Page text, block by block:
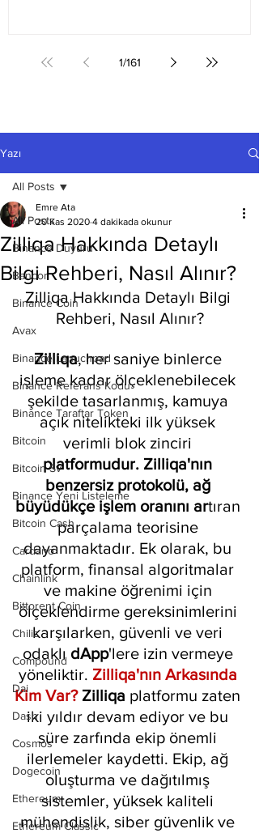
1/161
Yazı
All Posts
Binance Duyuru
Bancor
Binance Coin
Avax
Binance Lanuchpad
Binance Referans Kodu
Binance Taraftar Token
Bitcoin
Bitcoin Sv
Binance Yeni Listeleme
Bitcoin Cash
Cardano
Chainlink
Bittorent Coin
Chiliz
Compound
Dai
Dash
Cosmos
Dogecoin
Ethereum
Ethereum Classic
All Posts
Zilliqa Hakkında Detaylı
Bilgi Rehberi, Nasıl Alınır?
Emre Ata
20 Kas 2020 4 dakikada okunur
Zilliqa Hakkında Detaylı Bilgi
Rehberi, Nasıl Alınır?
Zilliqa, her saniye binlerce
işleme kadar ölçeklenebilecek
şekilde tasarlanmış, kamuya
açık nitelikteki ilk yüksek
verimli blok zinciri
platformudur. Zilliqa'nın
benzersiz protokolü, ağ
büyüdükçe işlem oranını artıran
parçalama teorisine
dayanmaktadır. Ek olarak, bu
platform, finansal algoritmalar
ve makine öğrenimi için
ölçeklendirme gereksinimlerini
karşılarken, güvenli ve veri
odaklı dApp'lere izin vermeye
yöneliktir. Zilliqa'nın Arkasında
Kim Var? Zilliqa platformu zaten
iki yıldır devam ediyor ve bu
süre zarfında ekip önemli
ilerlemeler kaydetti. Ekip, ağ
oluşturma ve dağıtılmış
sistemler, yüksek kaliteli
mühendislik, siber güvenlik ve